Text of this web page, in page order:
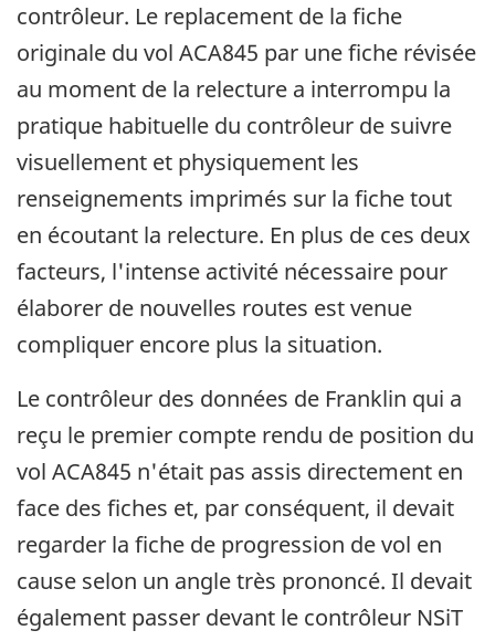
contrôleur. Le replacement de la fiche
originale du vol ACA845 par une fiche révisée
au moment de la relecture a interrompu la
pratique habituelle du contrôleur de suivre
visuellement et physiquement les
renseignements imprimés sur la fiche tout
en écoutant la relecture. En plus de ces deux
facteurs, l'intense activité nécessaire pour
élaborer de nouvelles routes est venue
compliquer encore plus la situation.
Le contrôleur des données de Franklin qui a
reçu le premier compte rendu de position du
vol ACA845 n'était pas assis directement en
face des fiches et, par conséquent, il devait
regarder la fiche de progression de vol en
cause selon un angle très prononcé. Il devait
également passer devant le contrôleur NSiT